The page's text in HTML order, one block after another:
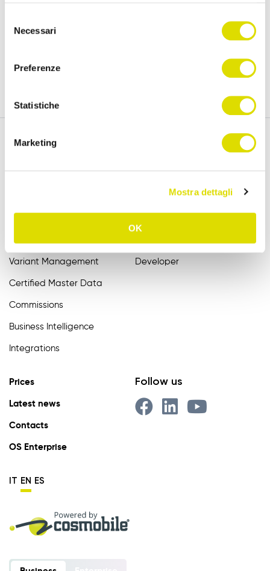
all'informativa:
https://www.ordersender.com/cookie-
delNecessari
Preferenze
Statistiche
Marketing
Mostra dettagli
OK
15 days.
Features
B2B Order Sender
Variant Management
Certified Master Data
Commissions
Business Intelligence
Integrations
Assistance
Developer
Prices
Latest news
Contacts
OS Enterprise
IT EN ES
Follow us